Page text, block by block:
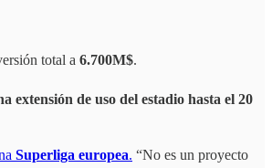
total a 6.700M$.
extensión de uso del estadio hasta el 20
Superliga europea. “No es un proyecto